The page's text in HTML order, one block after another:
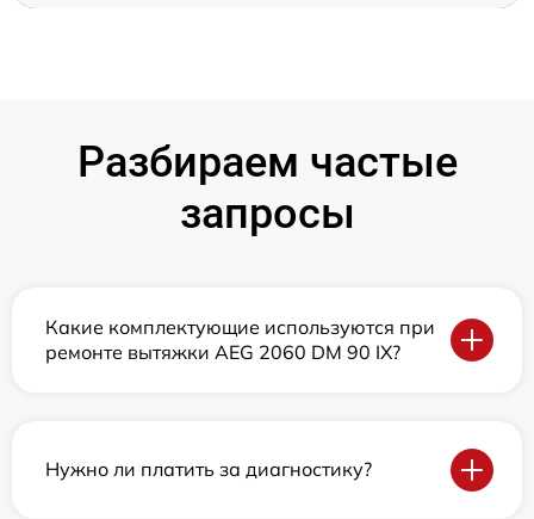
Разбираем частые
запросы
Какие комплектующие используются при
ремонте вытяжки AEG 2060 DM 90 IX?
Нужно ли платить за диагностику?